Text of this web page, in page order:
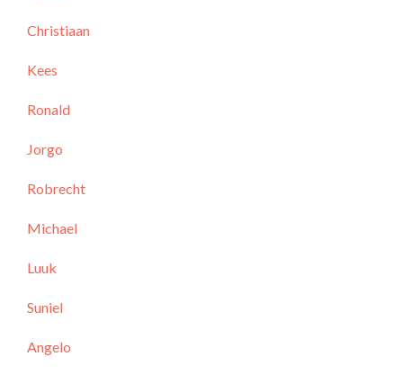
Christiaan
Kees
Ronald
Jorgo
Robrecht
Michael
Luuk
Suniel
Angelo